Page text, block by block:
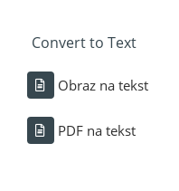
Convert to Text
Obraz na tekst
PDF na tekst